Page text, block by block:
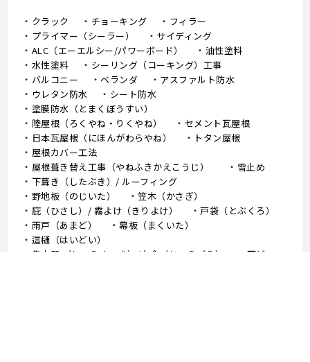
クラック チョーキング
フィラー
プライマー（シーラー）
サイディング
ALC（エーエルシー/パワーボード）
油性塗料
水性塗料
シーリング（コーキング）工事
バルコニー
ベランダ
アスファルト防水
ウレタン防水
シート防水
塗膜防水（とまくぼうすい）
陸屋根（ろくやね・りくやね）
セメント瓦屋根
日本瓦屋根（にほんがわらやね）
トタン屋根
屋根カバー工法
屋根葺き替え工事（やねふきかえこうじ）
雪止め
下葺き（したぶき）/ ルーフィング
野地板（のじいた）
笠木（かさぎ）
庇（ひさし）/ 霧よけ（きりよけ）
戸袋（とぶくろ）
雨戸（あまど）
幕板（まくいた）
這樋（はいどい）
集水器 （しゅうすいき）/上合（じょうごう）
雨どい